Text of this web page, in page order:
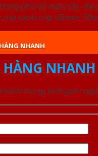
phú về màu sắc,
cánh cửa: 45mm,
NHANH
NHANH
trong thời gian